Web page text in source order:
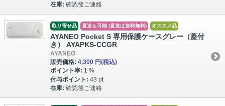
在庫: 確認後ご連絡
取り寄せ品 直送も可能 (直送は送料無料) オススメ品
AYANEO Pocket S 専用保護ケースグレー（蓋付
き） AYAPKS-CCGR
AYANEO
販売価格: 4,300 円(税込)
ポイント率: 1 %
付与ポイント: 43 pt
在庫: 確認後ご連絡